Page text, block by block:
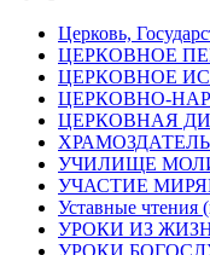
Церковь,
ЦЕРКОВНОЕ
ЦЕРКОВНОЕ
ЦЕРКОВНО-
ЦЕРКОВНАЯ
УЧИЛИЩЕ
УЧАСТИЕ
Уставные чтения
УРОКИ ИЗ